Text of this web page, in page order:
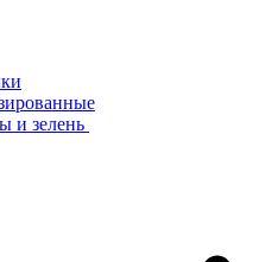
и зелень